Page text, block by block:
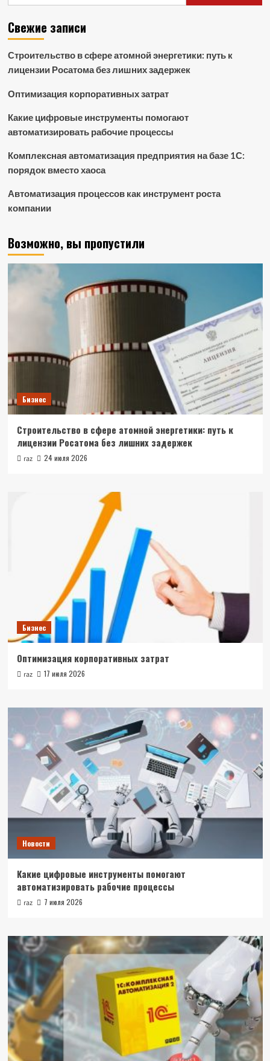
Свежие записи
Строительство в сфере атомной энергетики: путь к
лицензии Росатома без лишних задержек
Оптимизация корпоративных затрат
Какие цифровые инструменты помогают
автоматизировать рабочие процессы
Комплексная автоматизация предприятия на базе 1С:
порядок вместо хаоса
Автоматизация процессов как инструмент роста
компании
Возможно, вы пропустили
Бизнес
Строительство в сфере атомной энергетики: путь к
лицензии Росатома без лишних задержек
raz 24 июля 2026
Бизнес
Оптимизация корпоративных затрат
raz 17 июля 2026
Новости
Какие цифровые инструменты помогают
автоматизировать рабочие процессы
raz 7 июля 2026